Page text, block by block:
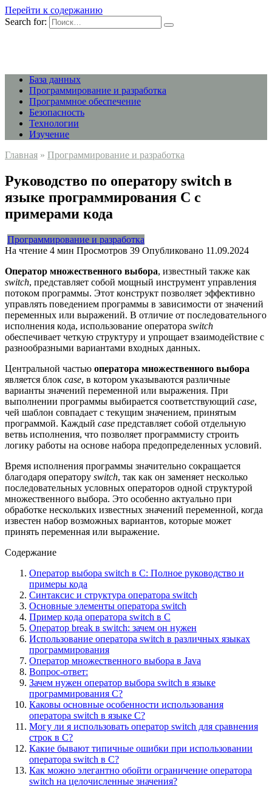
Перейти к содержанию
Search for:
База данных
Программирование и разработка
Программное обеспечение
Безопасность
Технологии
Изучение
Главная » Программирование и разработка
Руководство по оператору switch в
языке программирования C с
примерами кода
Программирование и разработка
На чтение 4 мин Просмотров 39 Опубликовано 11.09.2024
Оператор множественного выбора, известный также как
switch, представляет собой мощный инструмент управления
потоком программы. Этот конструкт позволяет эффективно
управлять поведением программы в зависимости от значений
переменных или выражений. В отличие от последовательного
исполнения кода, использование оператора switch
обеспечивает четкую структуру и упрощает взаимодействие с
разнообразными вариантами входных данных.
Центральной частью оператора множественного выбора
является блок case, в котором указываются различные
варианты значений переменной или выражения. При
выполнении программы выбирается соответствующий case,
чей шаблон совпадает с текущим значением, принятым
программой. Каждый case представляет собой отдельную
ветвь исполнения, что позволяет программисту строить
логику работы на основе набора предопределенных условий.
Время исполнения программы значительно сокращается
благодаря оператору switch, так как он заменяет несколько
последовательных условных операторов одной структурой
множественного выбора. Это особенно актуально при
обработке нескольких известных значений переменной, когда
известен набор возможных вариантов, которые может
принять переменная или выражение.
Содержание
Оператор выбора switch в C: Полное руководство и
примеры кода
Синтаксис и структура оператора switch
Основные элементы оператора switch
Пример кода оператора switch в C
Оператор break в switch: зачем он нужен
Использование оператора switch в различных языках
программирования
Оператор множественного выбора в Java
Вопрос-ответ:
Зачем нужен оператор выбора switch в языке
программирования C?
Каковы основные особенности использования
оператора switch в языке C?
Могу ли я использовать оператор switch для сравнения
строк в C?
Какие бывают типичные ошибки при использовании
оператора switch в C?
Как можно элегантно обойти ограничение оператора
switch на целочисленные значения?